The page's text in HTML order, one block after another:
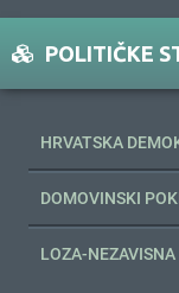
POLITIČKE
HRVATSKA
DOMOVINSKI
LOZA-